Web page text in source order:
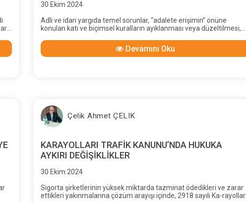
30 Ekim 2024
Adli ve idari yargıda temel sorunlar, “adalete erişimin” önüne
konulan katı ve biçimsel kuralların ayıklanması veya düzeltilmesi,
güvenin artırılması iken, bunlar bir yana bırakılarak, durup dururken
bir bilirkişilik sorunu yaratılmış; 6100 sayılı HMK’ndaki hükümler
Devamını Oku
Çelik Ahmet ÇELIK
KARAYOLLARI TRAFİK KANUNU’NDA HUKUKA
AYKIRI DEĞİŞİKLİKLER
30 Ekim 2024
Sigorta şirketlerinin yüksek miktarda tazminat ödedikleri ve zarar
ettikleri yakınmalarına çözüm arayışı içinde, 2918 sayılı Ka-rayolları